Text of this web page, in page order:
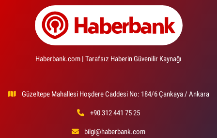
Haberbank.com | Tarafsız Haberin Güvenilir Kaynağı
Güzeltepe Mahallesi Hoşdere Caddesi No: 184/6 Çankaya / Ankara
+90 312 441 75 25
bilgi@haberbank.com